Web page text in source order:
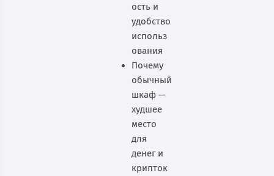
ость и
удобство
использ
ования
Почему
обычный
шкаф —
худшее
место
для
денег и
крипток